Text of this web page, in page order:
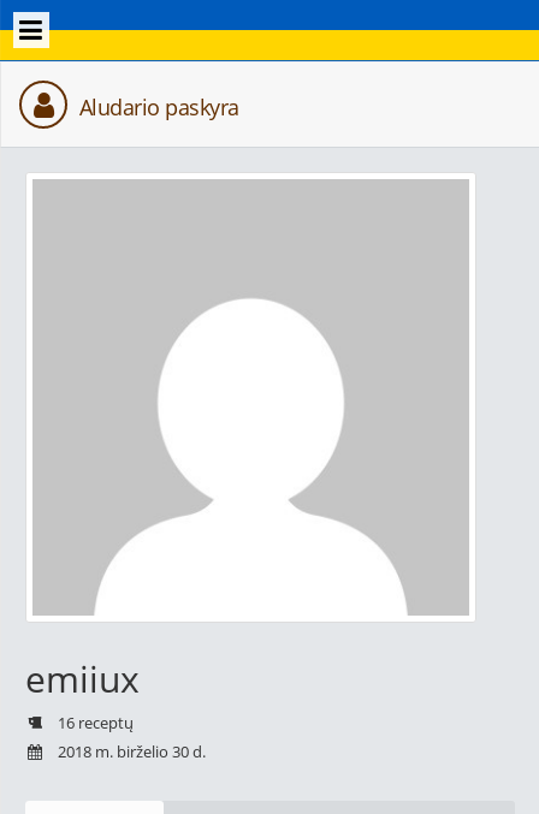
Aludario paskyra
emiiux
16 receptų
2018 m. birželio 30 d.